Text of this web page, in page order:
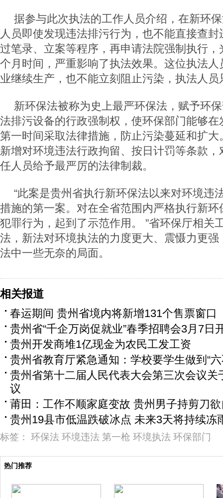
据参与此次执法的工作人员介绍，在新环
人员即使发现违法排污行为，也不能直接查
过笔录、立案等程序，再申请法院强制执行
个月时间，严重影响了执法效果。这位执法人
业继续生产，也不能立刻阻止污染，执法人员
新环保法被称为史上最严环保法，赋予环
法排污设备的行政强制权，使环保部门能够
第一时间采取法律措施，防止污染蔓延和扩
新增对环境违法行政拘留、按日计罚等条款
任人员给予最严厉的法律制裁。
“此案是贵州省执行新环保法以来对环境违
措施的第一案。对在全省范围内严格执行新
犯罪行为，起到了示范作用。 ”省环保厅相关
法，新法对环境执法的力度更大、震慑力更
法中一些无奈的局面。
相关报道
春运期间 贵州省境内将新增131个售票窗口
贵州省“千企万岗促就业”春季招聘会3月7日
贵州开发商堆1亿现金为农民工发工资
贵州省教育厅紧急通知：学校要学生做到“六
贵州省第十二届人民代表大会第三次会议关
议
莆田：工作不顺家庭变故 贵州男子持剪刀
贵州19县市低温跌破冰点 未来3天将持续冻
标签： 环保法 环境违法 第一枪 环境执法 环保部门
热门推荐